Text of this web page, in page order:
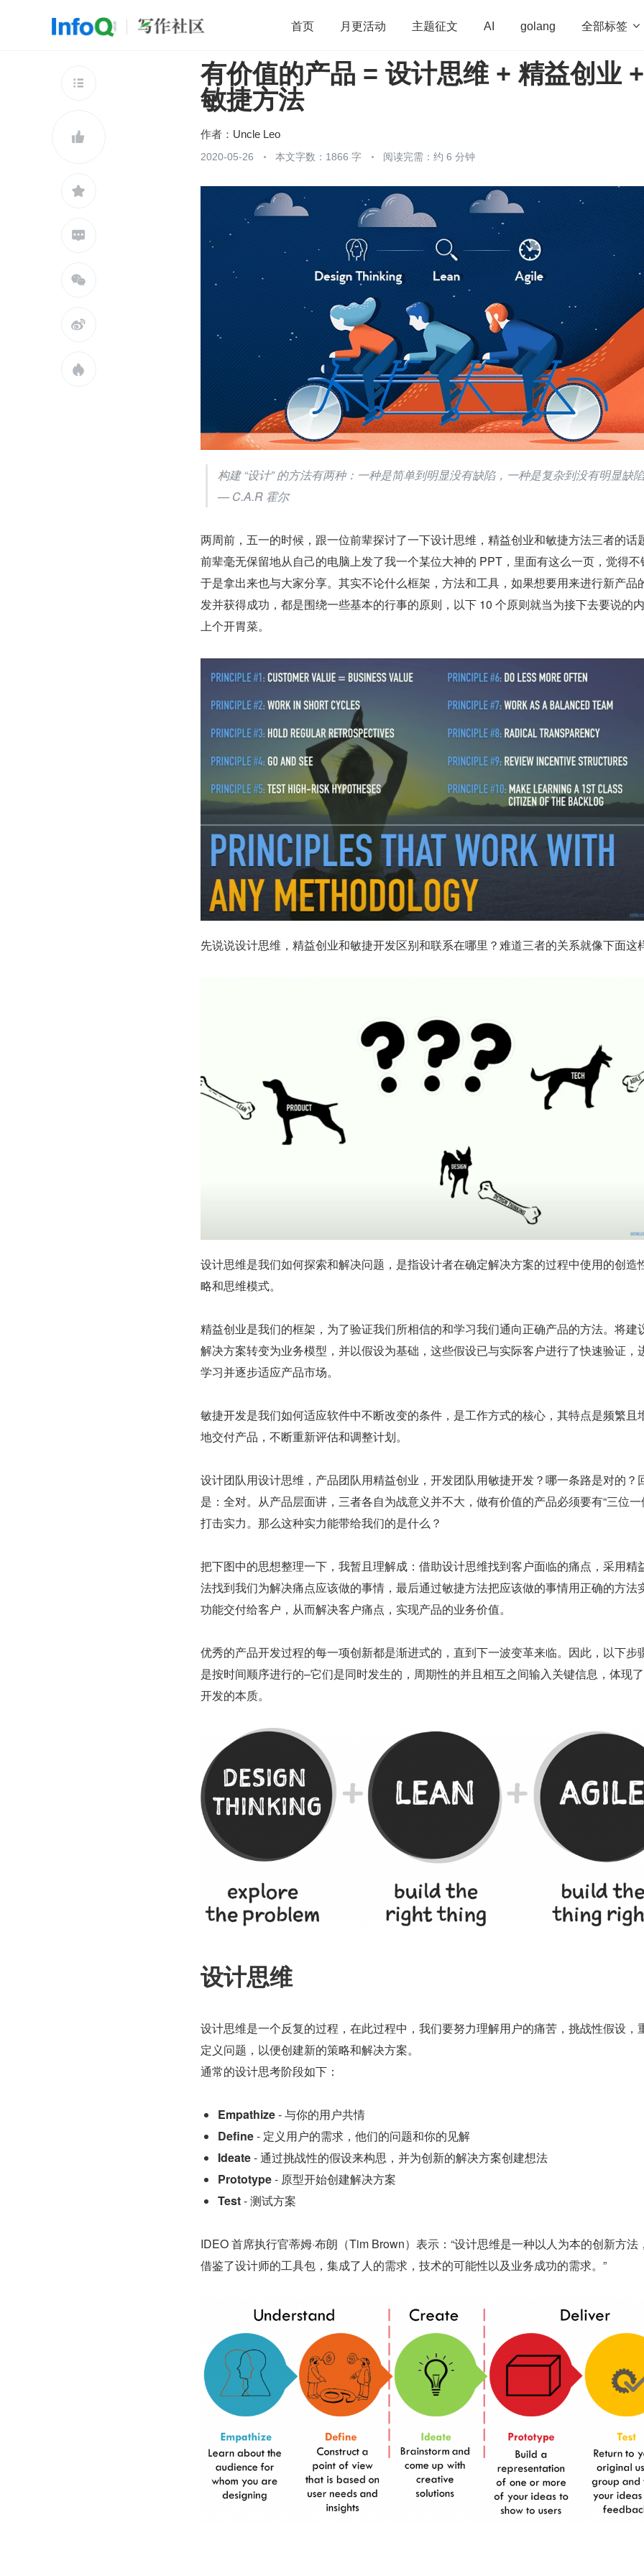
首页 月更活动 主题征文 AI golang 全部标签 
开源 架构 OpenHarmony 算法 学习方法 Web3.0 高
团队管理
查看更多







有价值的产品 = 设计思维 + 精益创业 +
敏捷方法
作者： Uncle Leo
2020-05-26 本文字数：1866 字 阅读完需：约 6 分钟
构建 “设计” 的方法有两种：一种是简单到明显没有缺陷，一种是复杂到没有明显缺
— C.A.R 霍尔
两周前，五一的时候，跟一位前辈探讨了一下设计思维，精益创业和敏捷方法三者的话
前辈毫无保留地从自己的电脑上发了我一个某位大神的 PPT，里面有这么一页，觉得不
于是拿出来也与大家分享。其实不论什么框架，方法和工具，如果想要用来进行新产品
发并获得成功，都是围绕一些基本的行事的原则，以下 10 个原则就当为接下去要说的
上个开胃菜。
先说说设计思维，精益创业和敏捷开发区别和联系在哪里？难道三者的关系就像下面这
设计思维是我们如何探索和解决问题，是指设计者在确定解决方案的过程中使用的创造
略和思维模式。
精益创业是我们的框架，为了验证我们所相信的和学习我们通向正确产品的方法。将建
解决方案转变为业务模型，并以假设为基础，这些假设已与实际客户进行了快速验证，
学习并逐步适应产品市场。
敏捷开发是我们如何适应软件中不断改变的条件，是工作方式的核心，其特点是频繁且
地交付产品，不断重新评估和调整计划。
设计团队用设计思维，产品团队用精益创业，开发团队用敏捷开发？哪一条路是对的？
是：全对。从产品层面讲，三者各自为战意义并不大，做有价值的产品必须要有“三位一
打击实力。那么这种实力能带给我们的是什么？
把下图中的思想整理一下，我暂且理解成：借助设计思维找到客户面临的痛点，采用精
法找到我们为解决痛点应该做的事情，最后通过敏捷方法把应该做的事情用正确的方法
功能交付给客户，从而解决客户痛点，实现产品的业务价值。
优秀的产品开发过程的每一项创新都是渐进式的，直到下一波变革来临。因此，以下步
是按时间顺序进行的–它们是同时发生的，周期性的并且相互之间输入关键信息，体现
开发的本质。
设计思维
设计思维是一个反复的过程，在此过程中，我们要努力理解用户的痛苦，挑战性假设，
定义问题，以便创建新的策略和解决方案。
通常的设计思考阶段如下：
Empathize - 与你的用户共情
Define - 定义用户的需求，他们的问题和你的见解
Ideate - 通过挑战性的假设来构思，并为创新的解决方案创建想法
Prototype - 原型开始创建解决方案
Test - 测试方案
IDEO 首席执行官蒂姆·布朗（Tim Brown）表示：“设计思维是一种以人为本的创新方法
借鉴了设计师的工具包，集成了人的需求，技术的可能性以及业务成功的需求。”